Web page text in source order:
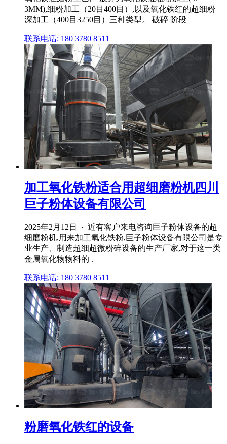
3MM),细粉加工（20目400目）,以及氧化铁红的超细粉
深加工（400目3250目）三种类型。 破碎 阶段
联系电话: 180 3780 8511
加工氧化铁粉适合用超细磨粉机四川
巨子粉体设备有限公司
2025年2月12日 · 近有客户来电咨询巨子粉体设备的超
细磨粉机,用来加工氧化铁粉,巨子粉体设备有限公司是专
业生产、制造超细超微粉碎设备的生产厂家,对于这一类
金属氧化物物料的 .
联系电话: 180 3780 8511
粉磨氧化铁红的设备